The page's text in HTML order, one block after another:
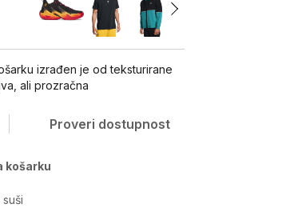
izrađen je od teksturirane
ali prozračna
Proveri dostupnost
košarku